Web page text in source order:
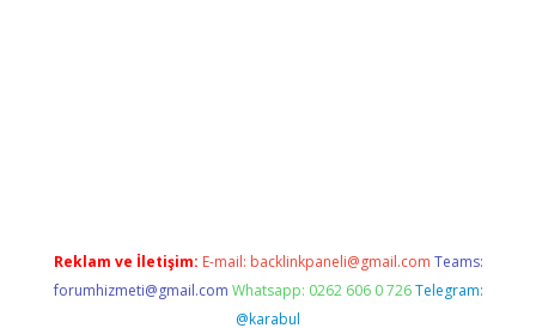
Reklam ve İletişim: E-mail: backlinkpaneli@gmail.com Teams:
forumhizmeti@gmail.com Whatsapp: 0262 606 0 726 Telegram:
@karabul